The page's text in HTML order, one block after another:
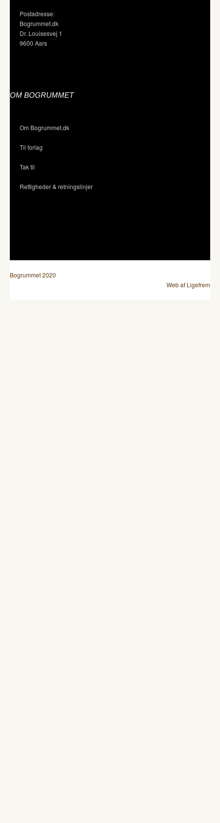
Postadresse:
Bogrummet.dk
Dr. Louisesvej 1
9600 Aars
OM BOGRUMMET
Om Bogrummet.dk
Til forlag
Tak til
Rettigheder & retningslinjer
Bogrummet 2020
Web af Ligefrem